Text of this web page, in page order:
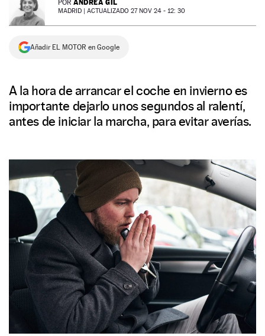
NEWSLETTER
SÍGUENOS
POR ANDREA GIL
MADRID | ACTUALIZADO 27 NOV 24 - 12: 30
Añadir EL MOTOR en Google
A la hora de arrancar el coche en invierno es
importante dejarlo unos segundos al ralentí,
antes de iniciar la marcha, para evitar averías.